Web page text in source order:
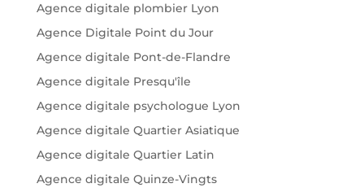
Agence digitale plombier Lyon
Agence Digitale Point du Jour
Agence digitale Pont-de-Flandre
Agence digitale Presqu'île
Agence digitale psychologue Lyon
Agence digitale Quartier Asiatique
Agence digitale Quartier Latin
Agence digitale Quinze-Vingts